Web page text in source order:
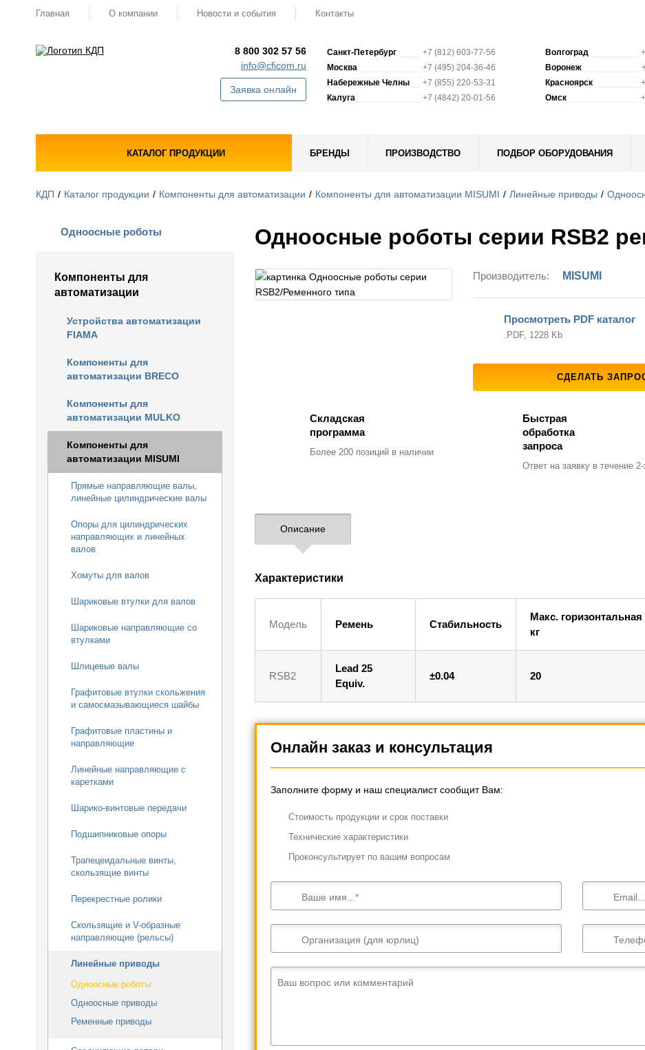
Главная О компании Новости и события Контакты
8 800 302 57 56
info@cficom.ru
Заявка онлайн
Санкт-Петербург
+7 (812) 603-77-56
Москва
+7 (495) 204-36-46
Набережные Челны
+7 (855) 220-53-31
Калуга
+7 (4842) 20-01-56
Волгоград
Воронеж
Красноярск
Омск
КАТАЛОГ ПРОДУКЦИИ БРЕНДЫ ПРОИЗВОДСТВО ПОДБОР ОБОРУДОВАНИЯ
КДП Каталог продукции Компоненты для автоматизации Компоненты для автоматизации MISUMI Линейные приводы
Одноосные роботы
Компоненты для
автоматизации
Устройства автоматизации
FIAMA
Компоненты для
автоматизации BRECO
Компоненты для
автоматизации MULKO
Компоненты для
автоматизации MISUMI
Прямые направляющие валы,
линейные цилиндрические валы
Опоры для цилиндрических
направляющих и линейных
валов
Хомуты для валов
Шариковые втулки для валов
Шариковые направляющие со
втулками
Шлицевые валы
Графитовые втулки скольжения
и самосмазывающиеся шайбы
Графитовые пластины и
направляющие
Линейные направляющие с
каретками
Шарико-винтовые передачи
Подшипниковые опоры
Трапецеидальные винты,
скользящие винты
Перекрестные ролики
Скользящие и V-образные
направляющие (рельсы)
Линейные приводы
Одноосные роботы
Одноосные приводы
Ременные приводы
Одноосные роботы серии RSB2
Производитель: MISUMI
Просмотреть PDF каталог
.PDF, 1228 Kb
СДЕЛАТЬ
Складская
программа
Более 200 позицийв наличии
Быстрая
обработка
запроса
Ответ на заявкув течение 2-
Описание
Характеристики
Модель Ремень Стабильность
Макс. горизонтальная
кг
RSB2
Lead 25
Equiv.
±0.04 20
Онлайн заказ и консультация
Заполните форму и наш специалист сообщит Вам:
Cтоимость продукции и срок поставки
Технические характеристики
Проконсультирует по вашим вопросам
Ваше имя... Email...
Организация (для юрлиц)
Ваш вопрос или комментарий